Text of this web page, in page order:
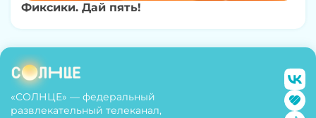
Фиксики. Дай пять!
«СОЛНЦЕ» — федеральный
развлекательный телеканал,